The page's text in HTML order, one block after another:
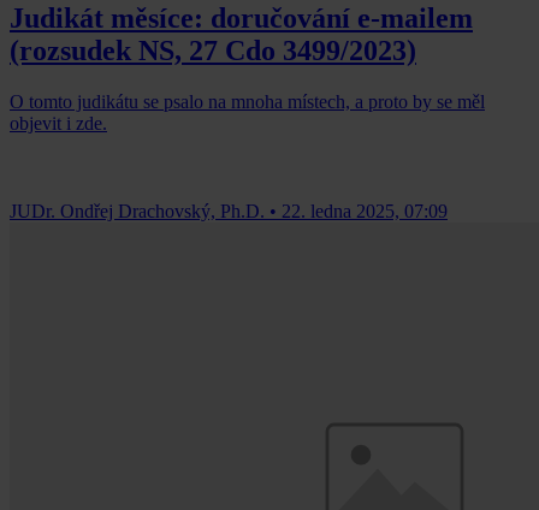
Judikát měsíce: doručování e-mailem
(rozsudek NS, 27 Cdo 3499/2023)
O tomto judikátu se psalo na mnoha místech, a proto by se měl
objevit i zde.
JUDr. Ondřej Drachovský, Ph.D. • 22. ledna 2025, 07:09